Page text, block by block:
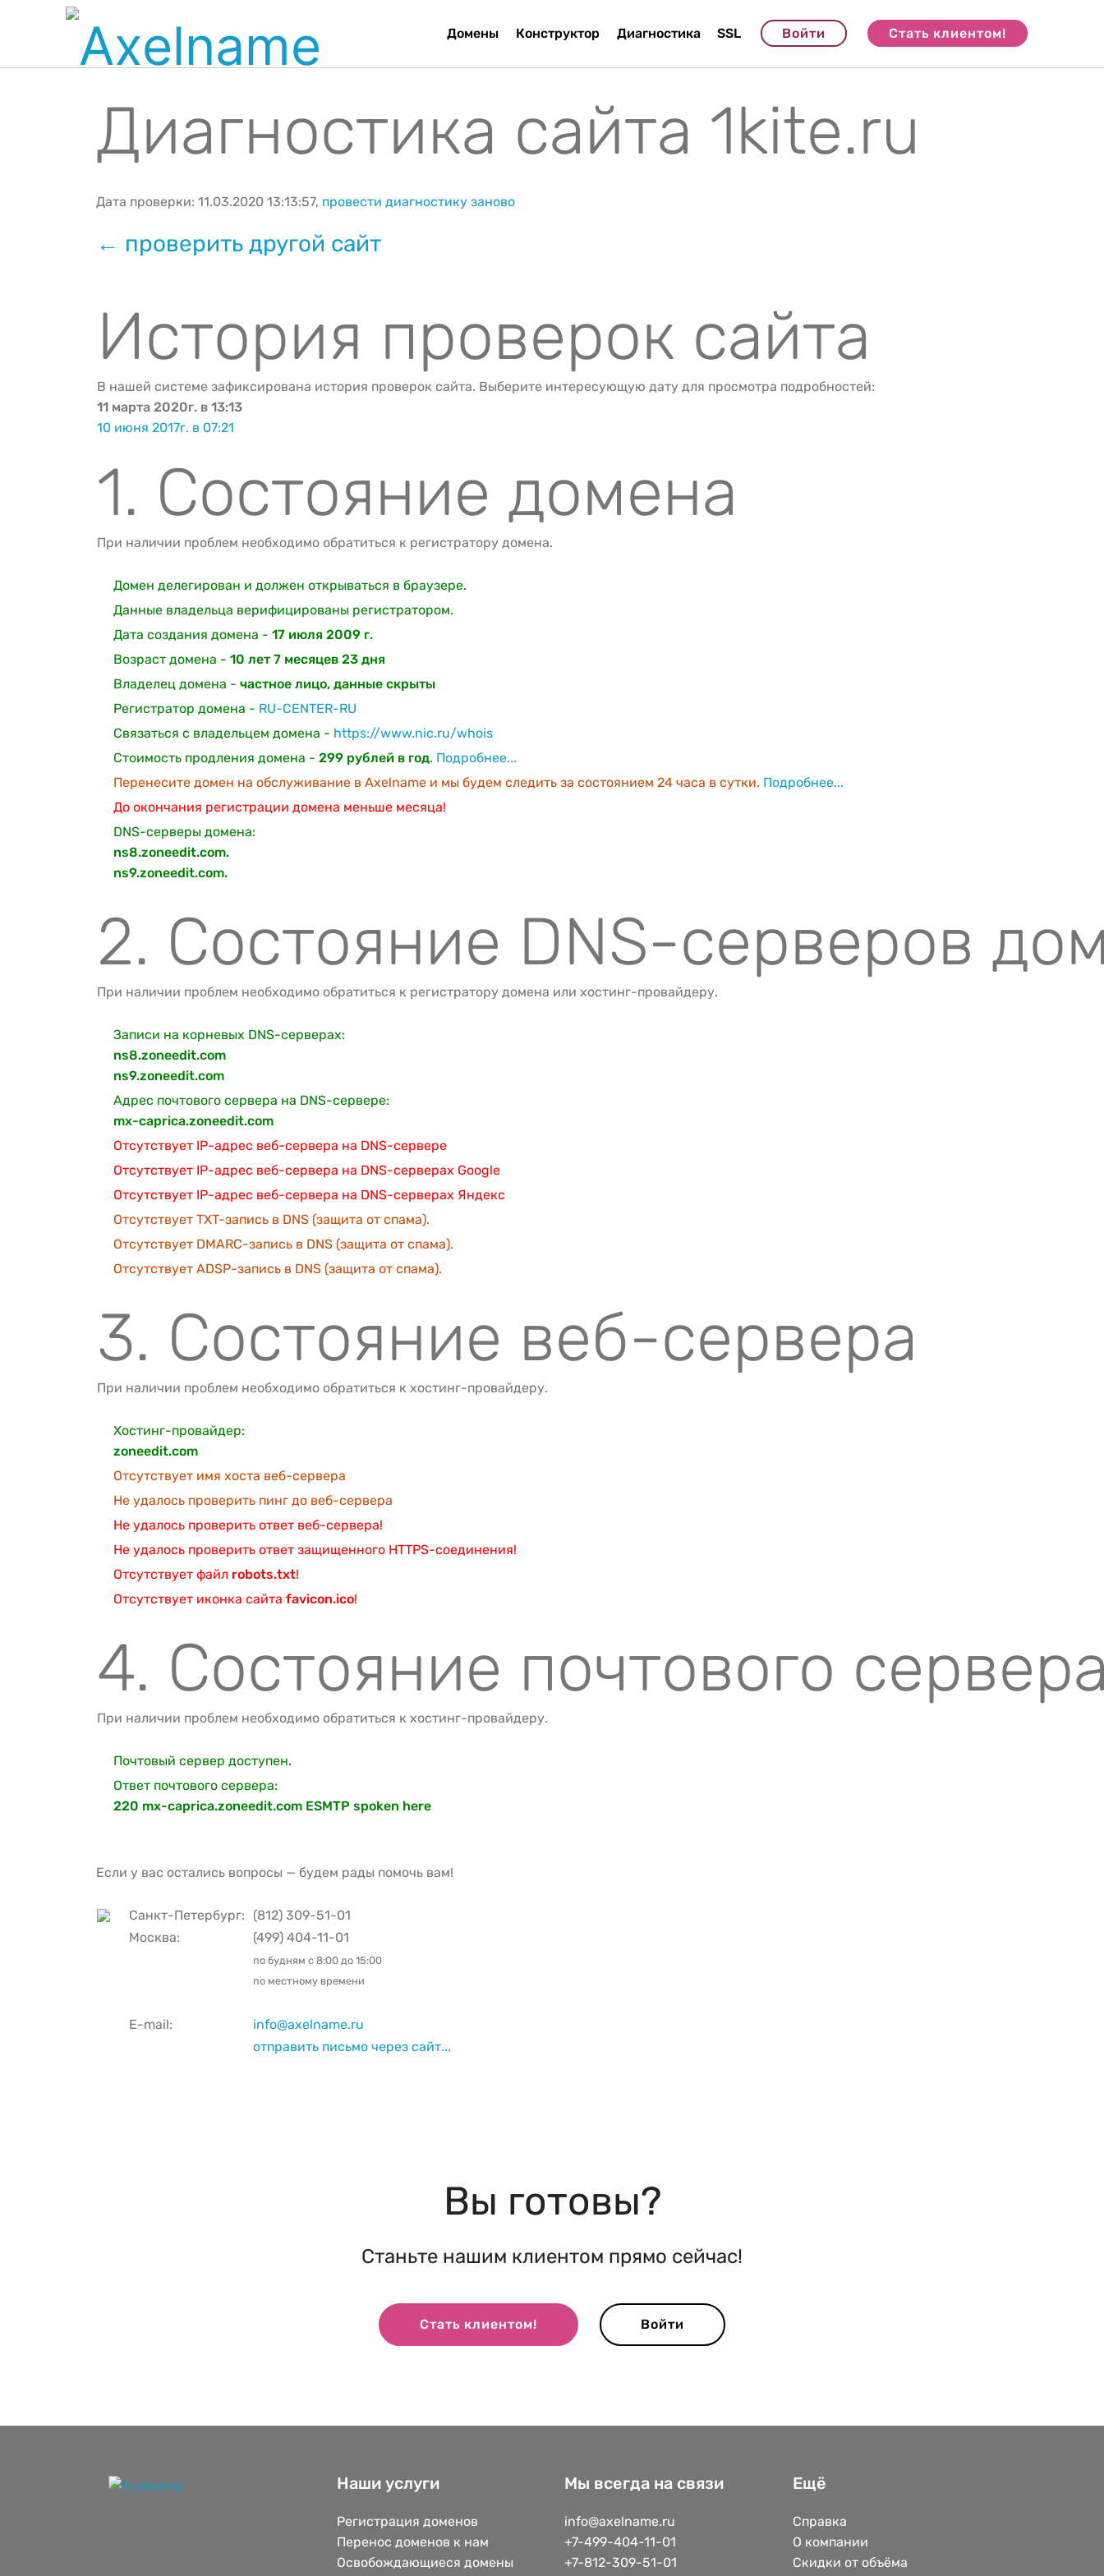
Домены Конструктор Диагностика SSL Войти Стать клиентом!
Диагностика сайта 1kite.ru
Дата проверки: 11.03.2020 13:13:57, провести диагностику заново
← проверить другой сайт
История проверок сайта
В нашей системе зафиксирована история проверок сайта. Выберите интересующую дату для просмотра подробностей:
11 марта 2020г. в 13:13
10 июня 2017г. в 07:21
1. Состояние домена
При наличии проблем необходимо обратиться к регистратору домена.
Домен делегирован и должен открываться в браузере.
Данные владельца верифицированы регистратором.
Дата создания домена - 17 июля 2009 г.
Возраст домена - 10 лет 7 месяцев 23 дня
Владелец домена - частное лицо, данные скрыты
Регистратор домена - RU-CENTER-RU
Связаться с владельцем домена - https://www.nic.ru/whois
Стоимость продления домена - 299 рублей в год. Подробнее...
Перенесите домен на обслуживание в Axelname и мы будем следить за состоянием 24 часа в сутки. Подробнее...
До окончания регистрации домена меньше месяца!
DNS-серверы домена:
ns8.zoneedit.com.
ns9.zoneedit.com.
2. Состояние DNS-серверов
При наличии проблем необходимо обратиться к регистратору домена или хостинг-провайдеру.
Записи на корневых DNS-серверах:
ns8.zoneedit.com
ns9.zoneedit.com
Адрес почтового сервера на DNS-сервере:
mx-caprica.zoneedit.com
Отсутствует IP-адрес веб-сервера на DNS-сервере
Отсутствует IP-адрес веб-сервера на DNS-серверах Google
Отсутствует IP-адрес веб-сервера на DNS-серверах Яндекс
Отсутствует TXT-запись в DNS (защита от спама).
Отсутствует DMARC-запись в DNS (защита от спама).
Отсутствует ADSP-запись в DNS (защита от спама).
3. Состояние веб-сервера
При наличии проблем необходимо обратиться к хостинг-провайдеру.
Хостинг-провайдер:
zoneedit.com
Отсутствует имя хоста веб-сервера
Не удалось проверить пинг до веб-сервера
Не удалось проверить ответ веб-сервера!
Не удалось проверить ответ защищенного HTTPS-соединения!
Отсутствует файл robots.txt!
Отсутствует иконка сайта favicon.ico!
4. Состояние почтового
При наличии проблем необходимо обратиться к хостинг-провайдеру.
Почтовый сервер доступен.
Ответ почтового сервера:
220 mx-caprica.zoneedit.com ESMTP spoken here
Если у вас остались вопросы — будем рады помочь вам!
Санкт-Петербург:
(812) 309-51-01
Москва:
(499) 404-11-01
по будням с 8:00 до 15:00
по местному времени
E-mail:
info@axelname.ru
отправить письмо через сайт...
Вы готовы?
Станьте нашим клиентом прямо сейчас!
Стать клиентом! Войти
Наши услуги
Регистрация доменов
Перенос доменов к нам
Освобождающиеся домены
Мы всегда на связи
info@axelname.ru
+7-499-404-11-01
+7-812-309-51-01
Ещё
Справка
О компании
Скидки от объёма